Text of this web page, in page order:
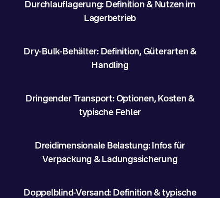
Durchlauflagerung: Definition & Nutzen im
Lagerbetrieb
Dry-Bulk-Behälter: Definition, Güterarten &
Handling
Dringender Transport: Optionen, Kosten &
typische Fehler
Dreidimensionale Belastung: Infos für
Verpackung & Ladungssicherung
Doppelblind-Versand: Definition & typische